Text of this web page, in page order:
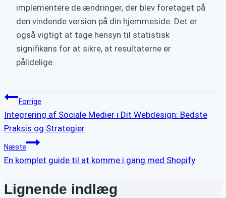
implementere de ændringer, der blev foretaget på
den vindende version på din hjemmeside. Det er
også vigtigt at tage hensyn til statistisk
signifikans for at sikre, at resultaterne er
pålidelige.
Indlægsnavigation
Forrige
Integrering af Sociale Medier i Dit Webdesign: Bedste
Praksis og Strategier
Næste
En komplet guide til at komme i gang med Shopify
Lignende indlæg